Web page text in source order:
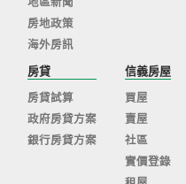
地區新聞
房地政策
海外房訊
房貸
房貸試算
政府房貸方案
銀行房貸方案
信義房屋
買屋
賣屋
社區
實價登錄